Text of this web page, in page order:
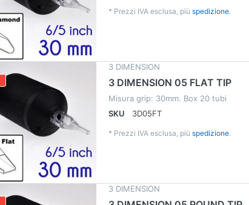
* Prezzi IVA esclusa, più spedizione.
3 DIMENSION
3 DIMENSION 05 FLAT TIP
Misura grip: 30mm. Box 20 tubi
SKU
3D05FT
* Prezzi IVA esclusa, più spedizione.
3 DIMENSION